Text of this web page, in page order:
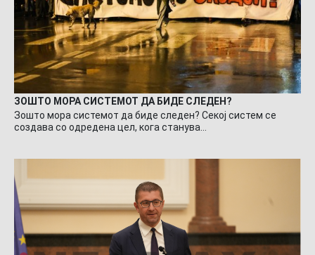
ЗОШТО МОРА СИСТЕМОТ ДА БИДЕ СЛЕДЕН?
Зошто мора системот да биде следен? Секој систем се
создава со одредена цел, кога станува…